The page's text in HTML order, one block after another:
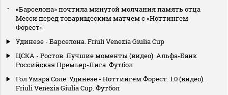
«Барселона» почтила минутой молчания память отца
Месси перед товарищеским матчем с «Ноттингем
Форест»
Удинезе - Барселона. Friuli Venezia Giulia Cup
ЦСКА - Ростов. Лучшие моменты (видео). Альфа-Банк
Российская Премьер-Лига. Футбол
Гол Умара Соле. Удинезе - Ноттингем Форест. 1:0 (видео).
Friuli Venezia Giulia Cup. Футбол